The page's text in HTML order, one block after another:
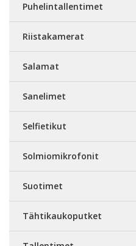
Puhelintallentimet
Riistakamerat
Salamat
Sanelimet
Selfietikut
Solmiomikrofonit
Suotimet
Tähtikaukoputket